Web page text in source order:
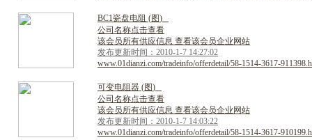
BC1瓷盘电阻 (图)
公司名称点击查看
该会员所有供应信息 查看该会员企业网站
发布更新时间：2010-1-7 14:27:02
www.01dianzi.com/tradeinfo/offerdetail/58-1514-3617-
可变电阻 器 (图)
公司名称点击查看
该会员所有供应信息 查看该会员企业网站
发布更新时间：2010-1-7 14:03:22
www.01dianzi.com/tradeinfo/offerdetail/58-1514-3617-